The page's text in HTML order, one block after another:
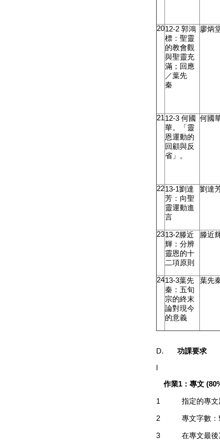
2012-2郭鴻
標：聖靈
的教會觀
與聖靈充
滿；回應
／葉先
秦
廖炳
2112-3何國
華。「靈
恩運動的
回顧與反
省」。
何國
2213-1劉達
芳：向聖
靈運動進
言
劉達
2313-2滕近
輝：分辨
靈恩的十
二項原則
滕近
2413-3葉先
秦：五旬
宗的終末
論對現今
的意義
葉先
D.功課要求
作業1 ：專文
1指定的專
2專文字數：
3在專文最